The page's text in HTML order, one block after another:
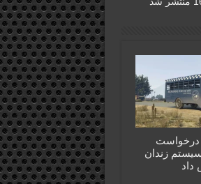
ماد جدید GTA 5 درخواست
زندان